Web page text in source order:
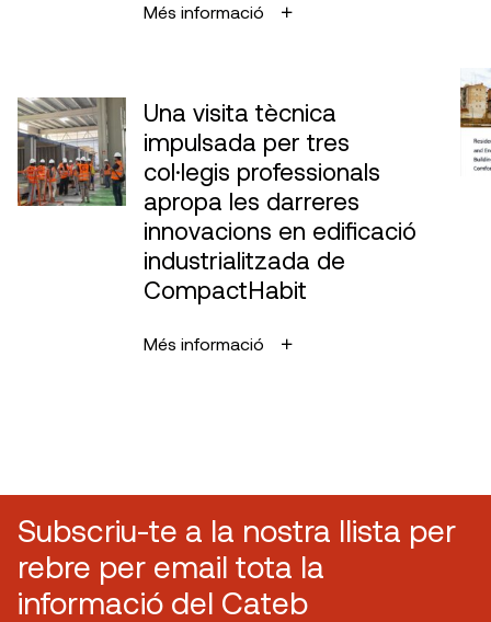
Més informació
Una visita tècnica
impulsada per tres
col·legis professionals
apropa les darreres
innovacions en edificació
industrialitzada de
CompactHabit
Més informació
Subscriu-te a la nostra llista per
rebre per email tota la
informació del Cateb